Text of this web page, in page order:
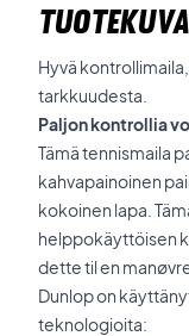
Hyvä
tarkkuudesta.
Paljon kontrollia
Tämä tennismaila
kahvapainoinen
kokoinen lapa.
helppokäyttöisen
dette til en
Dunlop on
teknologioita: